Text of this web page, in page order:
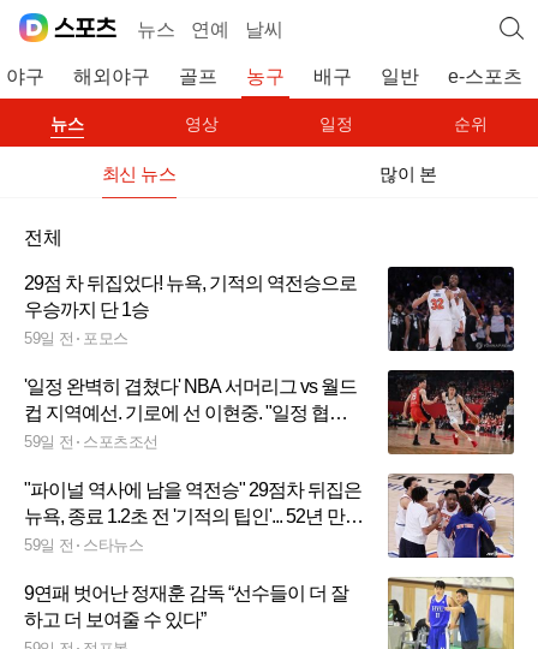
뉴스 연예 날씨
야구 해외야구 골프 농구 배구 일반 e-스포츠
뉴스 영상 일정 순위
최신 뉴스 많이 본
전체
29점 차 뒤집었다! 뉴욕, 기적의 역전승으로
우승까지 단 1승
59일 전 포모스
'일정 완벽히 겹쳤다' NBA 서머리그 vs 월드
컵 지역예선. 기로에 선 이현중. "일정 협의
중"
59일 전 스포츠조선
"파이널 역사에 남을 역전승" 29점차 뒤집은
뉴욕, 종료 1.2초 전 '기적의 팁인'... 52년 만의
우승까지 1승 남았다
59일 전 스타뉴스
9연패 벗어난 정재훈 감독 “선수들이 더 잘
하고 더 보여줄 수 있다”